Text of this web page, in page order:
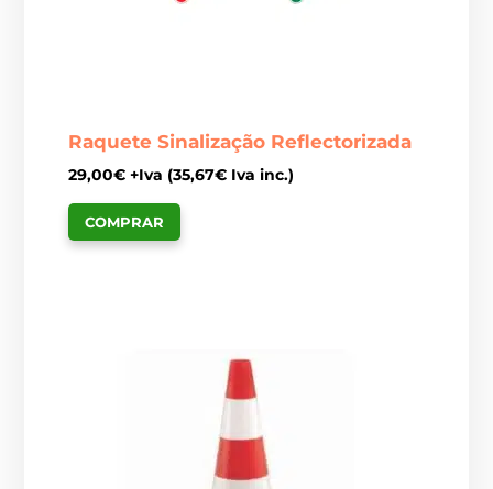
Raquete Sinalização Reflectorizada
29,00€ +Iva (35,67€ Iva inc.)
COMPRAR